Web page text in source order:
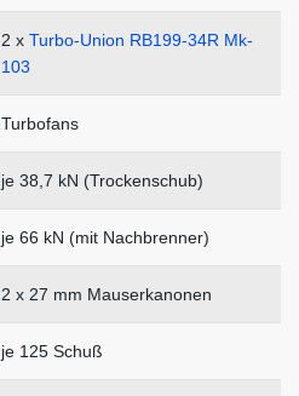
2 x Turbo-Union RB199-34R Mk-
103
Turbofans
je 38,7 kN (Trockenschub)
je 66 kN (mit Nachbrenner)
2 x 27 mm Mauserkanonen
je 125 Schuß